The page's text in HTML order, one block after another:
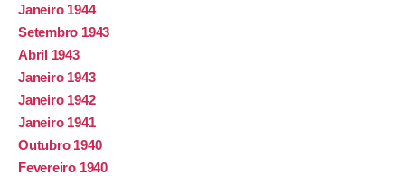
Janeiro 1944
Setembro 1943
Abril 1943
Janeiro 1943
Janeiro 1942
Janeiro 1941
Outubro 1940
Fevereiro 1940